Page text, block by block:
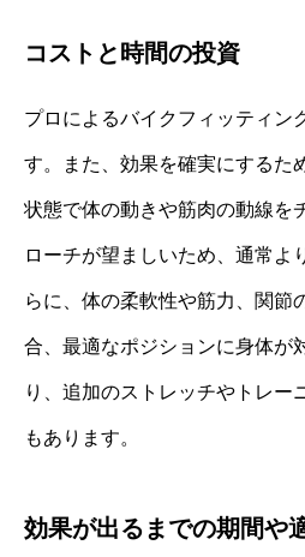
コストと時間の投資
プロによるバイクフィッティン
す。また、効果を確実にするた
状態で体の動きや筋肉の動線を
ローチが望ましいため、通常よ
らに、体の柔軟性や筋力、関節
合、最適なポジションに身体が
り、追加のストレッチやトレー
もあります。
効果が出るまでの期間や